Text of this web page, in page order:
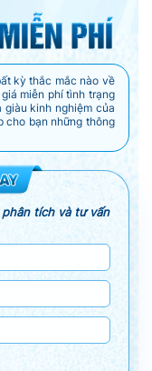
kỳ thắc mắc nào về
miễn phí tình trạng
kinh nghiệm của
cho bạn những thông
tích và tư vấn